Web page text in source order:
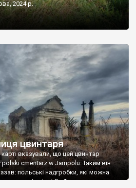
2024 р.
цвинтаря
карті вказували, що цей цвинтар
cmentarz w Jampolu. Таким він
польські надгробки, які можна
польські епітафії… Загалом цвинтар